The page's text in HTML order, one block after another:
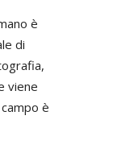
è
di
viene
è